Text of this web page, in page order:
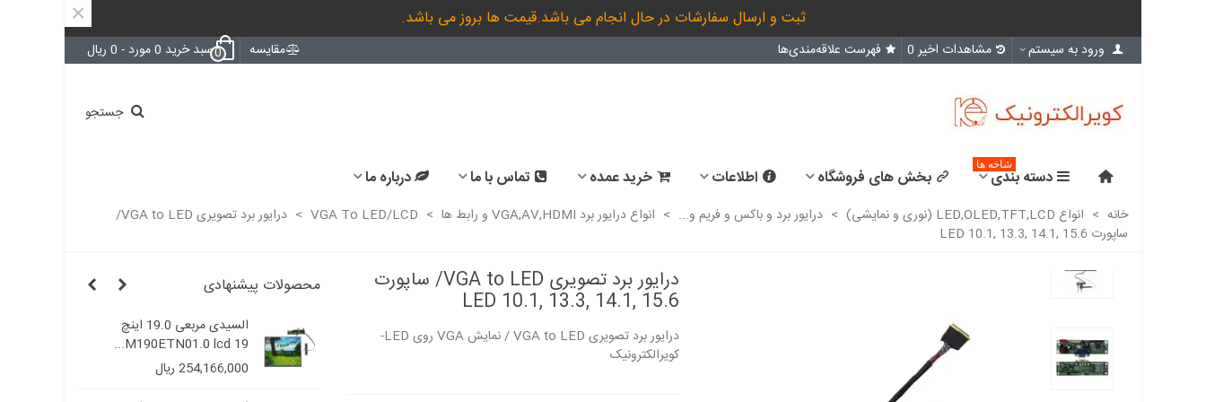
ثبت و ارسال سفارشات در حال انجام می باشد.قیمت ها بروز می باشد. ×
ورود به سیستم مشاهدات اخیر 0 فهرست علاقه‌مندی‌ها مقایسه 0سبد خرید 0مورد - 0 ریال
جستجو
دسته بندی
شاخه ها
بخش های فروشگاه اطلاعات خرید عمده تماس با ما درباره ما
خانه > انواع LED,OLED,TFT,LCD (نوری و نمایشی) > درایور برد و باکس و فریم و... > انواع درایور برد VGA,AV,HDMI و رابط ها >
VGA To LED/LCD
>
درایور برد تصویری VGA to LED/
ساپورت LED 10.1, 13.3, 14.1, 15.6
درایور برد تصویری VGA to LED/ ساپورت
LED 10.1, 13.3, 14.1, 15.6
درایور برد تصویری VGA to LED / نمایش VGA روی LED-
کویرالکترونیک
محصولات پیشنهادی
السیدی مربعی 19.0 اینچ
M190ETN01.0 lcd 19...
254,166,000 ریال
السیدی مربعی 19.0 اینچ
M190ETN01.0 lcd 19...
السیدی مربعی 19.0 اینچ
M190ETN01.0 lcd 19...
254,166,000 ریال